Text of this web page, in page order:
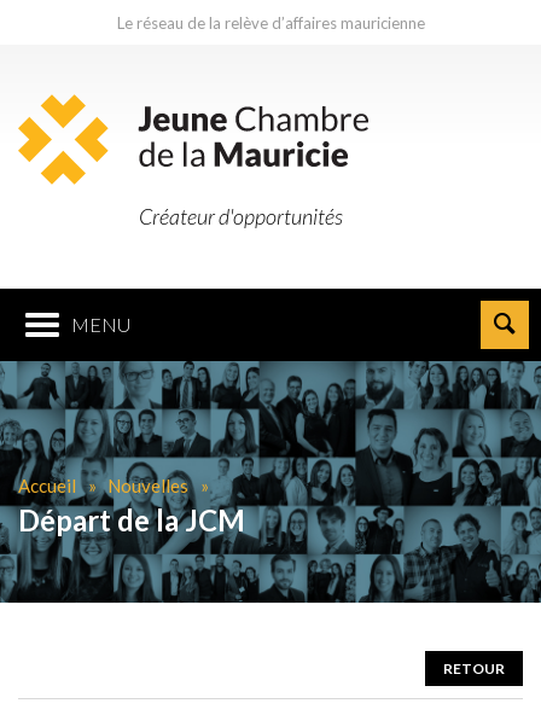
Le réseau de la relève d’affaires mauricienne
Créateur d'opportunités
MENU
Accueil Nouvelles
Départ de la JCM
RETOUR